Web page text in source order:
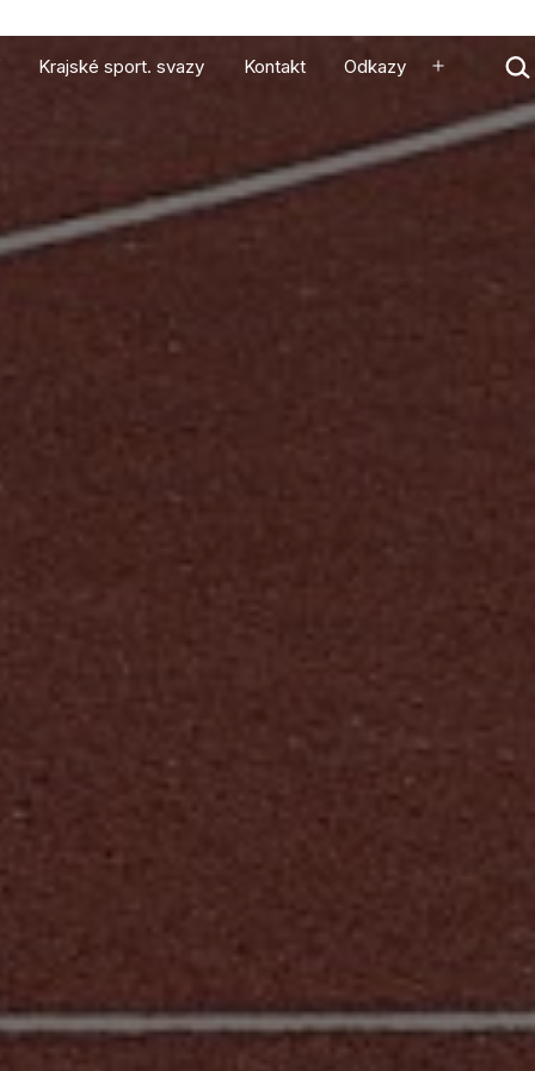
Krajské sport. svazy Kontakt Odkazy
Otevřít
…